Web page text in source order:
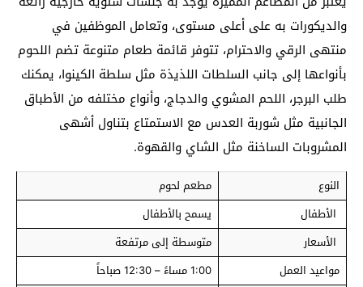
والديكورات به على أعلى مستوى، وتعامل الموظفين في
منتهى الرقي والاحترام، تتوفر قائمة طعام متنوعة تضم اللحوم
بأنواعها إلى جانب السلطات اللذيذة مثل سلطة الكينوا، يمكنك
طلب البرجر، اللحم المشوي والدجاج، وأنواع مختلفه من الأطباق
الجانبية مثل شوربة العدس مع الاستمتاع بتناول أشهى
المشروبات الساخنة مثل الشاي والقهوة.
النوع
مطعم لحوم
الأطفال
يسمح بالأطفال
الأسعار
متوسطة إلى مرتفعة
مواعيد العمل
1:00 مساءً – 12:30 صباحاً